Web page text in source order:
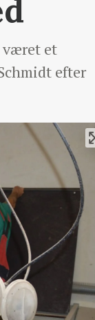
været et
efter